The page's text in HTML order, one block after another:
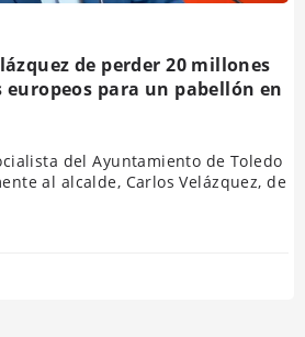
de perder 20 millones
europeos para un pabellón en
del Ayuntamiento de Toledo
al alcalde, Carlos Velázquez, de